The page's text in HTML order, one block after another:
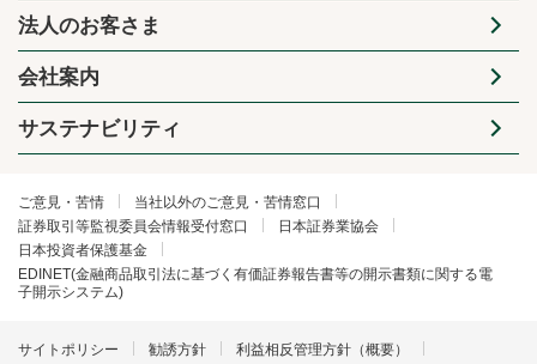
法人のお客さま
会社案内
サステナビリティ
ご意見・苦情
当社以外のご意見・苦情窓口
証券取引等監視委員会情報受付窓口
日本証券業協会
日本投資者保護基金
EDINET(金融商品取引法に基づく有価証券報告書等の開示書類に関する電
子開示システム)
サイトポリシー 勧誘方針
利益相反管理方針（概要）